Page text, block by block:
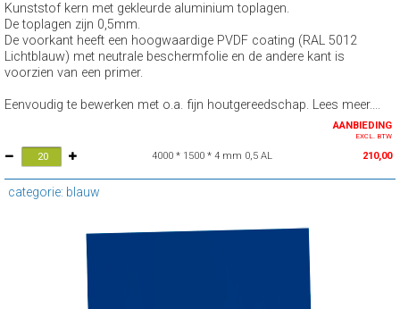
Kunststof kern met gekleurde aluminium toplagen.
De toplagen zijn 0,5mm.
De voorkant heeft een hoogwaardige PVDF coating (RAL 5012
Lichtblauw) met neutrale beschermfolie en de andere kant is
voorzien van een primer.
Eenvoudig te bewerken met o.a. fijn houtgereedschap. Lees meer....
AANBIEDING
EXCL. BTW
4000 * 1500 * 4 mm 0,5 AL 210,00
categorie: blauw